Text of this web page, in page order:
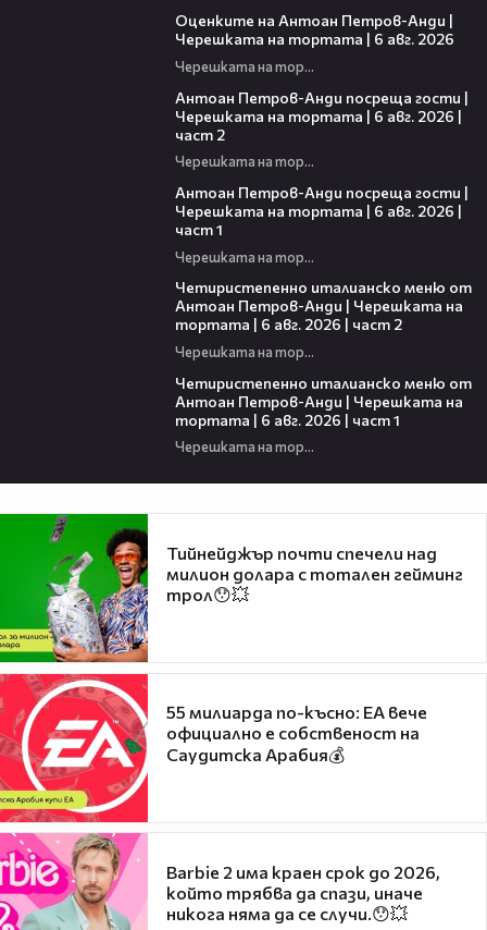
Оценките на Антоан Петров-Анди |
Черешката на тортата | 6 авг. 2026
Черешката на тортата
Антоан Петров-Анди посреща гости |
Черешката на тортата | 6 авг. 2026 |
част 2
Черешката на тортата
Антоан Петров-Анди посреща гости |
Черешката на тортата | 6 авг. 2026 |
част 1
Черешката на тортата
Четиристепенно италианско меню от
Антоан Петров-Анди | Черешката на
тортата | 6 авг. 2026 | част 2
Черешката на тортата
Четиристепенно италианско меню от
Антоан Петров-Анди | Черешката на
тортата | 6 авг. 2026 | част 1
Черешката на тортата
Тийнейджър почти спечели над
милион долара с тотален гейминг
трол😯💥
55 милиарда по-късно: EA вече
официално е собственост на
Саудитска Арабия💰
Barbie 2 има краен срок до 2026,
който трябва да спази, иначе
никога няма да се случи.😯💥